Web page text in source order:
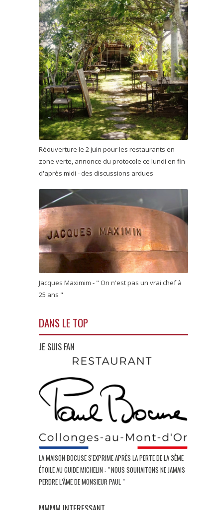
Réouverture le 2 juin pour les restaurants en
zone verte, annonce du protocole ce lundi en fin
d'après midi - des discussions ardues
Jacques Maximim - " On n'est pas un vrai chef à
25 ans "
DANS LE TOP
JE SUIS FAN
LA MAISON BOCUSE S'EXPRIME APRÈS LA PERTE DE LA 3ÈME
ÉTOILE AU GUIDE MICHELIN : " NOUS SOUHAITONS NE JAMAIS
PERDRE L’ÂME DE MONSIEUR PAUL "